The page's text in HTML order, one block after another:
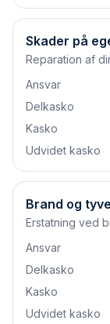
Skader på
Reparation af
Ansvar
Delkasko
Kasko
Udvidet kasko
Brand og
Erstatning ved
Ansvar
Delkasko
Kasko
Udvidet kasko